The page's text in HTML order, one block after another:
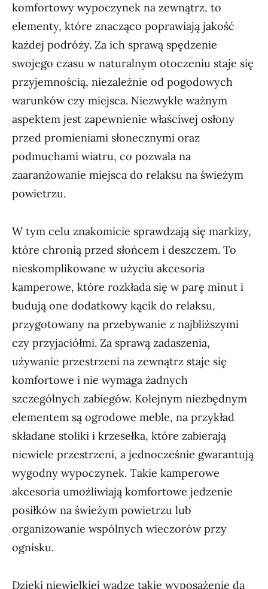
komfortowy wypoczynek na zewnątrz, to
elementy, które znacząco poprawiają jakość
każdej podróży. Za ich sprawą spędzenie
swojego czasu w naturalnym otoczeniu staje się
przyjemnością, niezależnie od pogodowych
warunków czy miejsca. Niezwykle ważnym
aspektem jest zapewnienie właściwej osłony
przed promieniami słonecznymi oraz
podmuchami wiatru, co pozwala na
zaaranżowanie miejsca do relaksu na świeżym
powietrzu.
W tym celu znakomicie sprawdzają się markizy,
które chronią przed słońcem i deszczem. To
nieskomplikowane w użyciu akcesoria
kamperowe, które rozkłada się w parę minut i
budują one dodatkowy kącik do relaksu,
przygotowany na przebywanie z najbliższymi
czy przyjaciółmi. Za sprawą zadaszenia,
używanie przestrzeni na zewnątrz staje się
komfortowe i nie wymaga żadnych
szczególnych zabiegów. Kolejnym niezbędnym
elementem są ogrodowe meble, na przykład
składane stoliki i krzesełka, które zabierają
niewiele przestrzeni, a jednocześnie gwarantują
wygodny wypoczynek. Takie kamperowe
akcesoria umożliwiają komfortowe jedzenie
posiłków na świeżym powietrzu lub
organizowanie wspólnych wieczorów przy
ognisku.
Dzięki niewielkiej wadze takie wyposażenie da